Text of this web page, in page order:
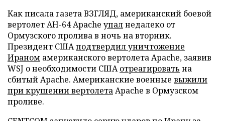
Как писала газета ВЗГЛЯД, американский боевой
вертолет AH-64 Apache упалнедалеко от
Ормузского пролива в ночь на вторник.
Президент СШАподтвердил уничтожение
Ираном американского вертолета Apache, заявив
WSJ о необходимости СШАотреагировать на
сбитый Apache. Американские военные выжили
при крушении вертолетаApache в Ормузском
проливе.